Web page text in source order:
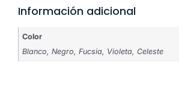
Información adicional
Color
Blanco, Negro, Fucsia, Violeta, Celeste